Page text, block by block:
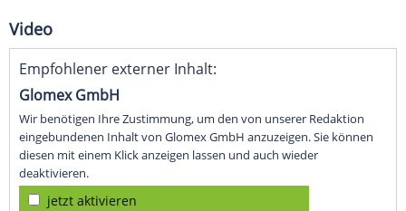
Video
Empfohlener externer Inhalt:
Glomex GmbH
Wir benötigen Ihre Zustimmung, um den von unserer Redaktion
eingebundenen Inhalt von Glomex GmbH anzuzeigen. Sie können
diesen mit einem Klick anzeigen lassen und auch wieder
deaktivieren.
jetzt aktivieren